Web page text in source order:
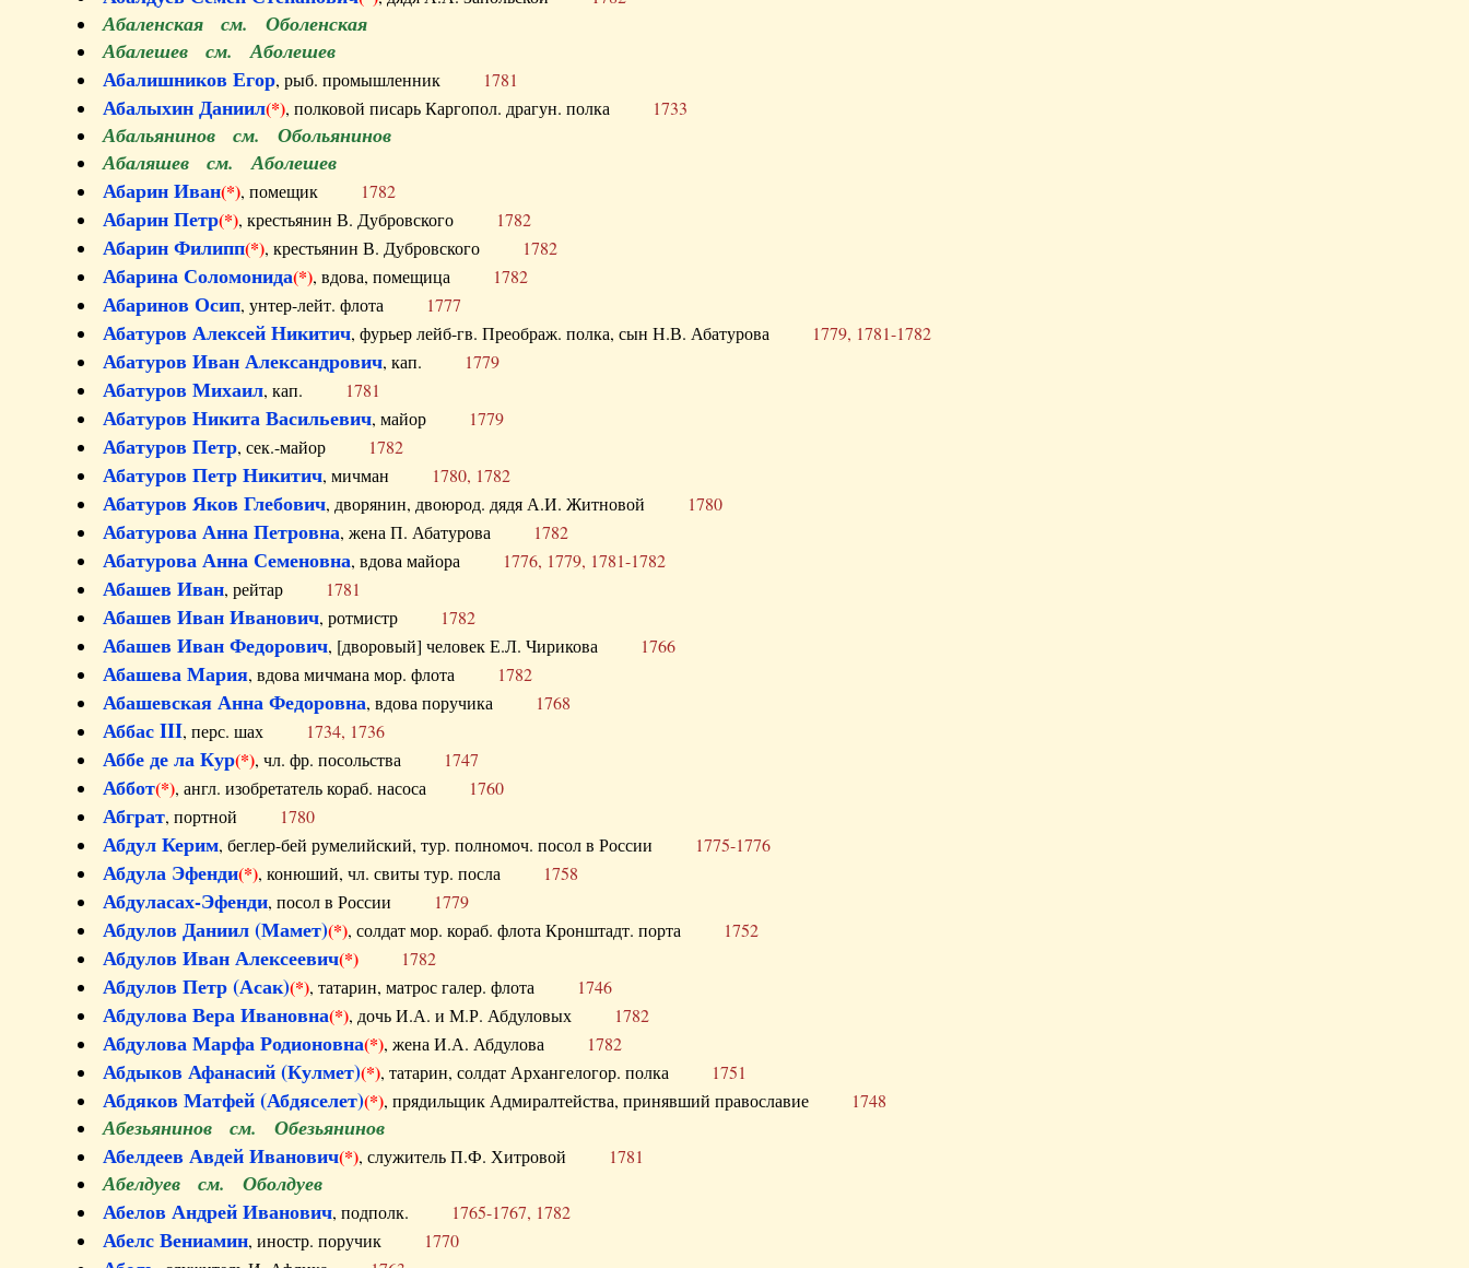
Абаленская см. Оболенская
Абалешев см. Аболешев
Абалишников Егор, рыб. промышленник 1781
Абалыхин Даниил(*), полковой писарь Каргопол. драгун. полка 1733
Абальянинов см. Обольянинов
Абаляшев см. Аболешев
Абарин Иван(*), помещик 1782
Абарин Петр(*), крестьянин В. Дубровского 1782
Абарин Филипп(*), крестьянин В. Дубровского 1782
Абарина Соломонида(*), вдова, помещица 1782
Абаринов Осип, унтер-лейт. флота 1777
Абатуров Алексей Никитич, фурьер лейб-гв. Преображ. полка, сын Н.В. Абатурова 1779, 1781-1782
Абатуров Иван Александрович, кап. 1779
Абатуров Михаил, кап. 1781
Абатуров Никита Васильевич, майор 1779
Абатуров Петр, сек.-майор 1782
Абатуров Петр Никитич, мичман 1780, 1782
Абатуров Яков Глебович, дворянин, двоюрод. дядя А.И. Житновой 1780
Абатурова Анна Петровна, жена П. Абатурова 1782
Абатурова Анна Семеновна, вдова майора 1776, 1779, 1781-1782
Абашев Иван, рейтар 1781
Абашев Иван Иванович, ротмистр 1782
Абашев Иван Федорович, [дворовый] человек Е.Л. Чирикова 1766
Абашева Мария, вдова мичмана мор. флота 1782
Абашевская Анна Федоровна, вдова поручика 1768
Аббас III, перс. шах 1734, 1736
Аббе де ла Кур(*), чл. фр. посольства 1747
Аббот(*), англ. изобретатель кораб. насоса 1760
Абграт, портной 1780
Абдул Керим, беглер-бей румелийский, тур. полномоч. посол в России 1775-1776
Абдула Эфенди(*), конюший, чл. свиты тур. посла 1758
Абдуласах-Эфенди, посол в России 1779
Абдулов Даниил (Мамет)(*), солдат мор. кораб. флота Кронштадт. порта 1752
Абдулов Иван Алексеевич(*) 1782
Абдулов Петр (Асак)(*), татарин, матрос галер. флота 1746
Абдулова Вера Ивановна(*), дочь И.А. и М.Р. Абдуловых 1782
Абдулова Марфа Родионовна(*), жена И.А. Абдулова 1782
Абдыков Афанасий (Кулмет)(*), татарин, солдат Архангелогор. полка 1751
Абдяков Матфей (Абдяселет)(*), прядильщик Адмиралтейства, принявший православие 1748
Абезьянинов см. Обезьянинов
Абелдеев Авдей Иванович(*), служитель П.Ф. Хитровой 1781
Абелдуев см. Оболдуев
Абелов Андрей Иванович, подполк. 1765-1767, 1782
Абелс Вениамин, иностр. поручик 1770